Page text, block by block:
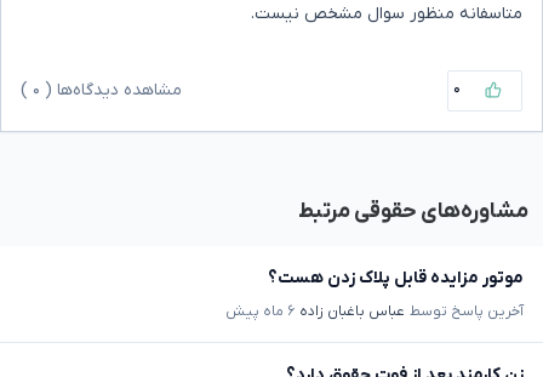
متاسفانه منظور سوال مشخص نیست.
۰ مشاهده دیدگاه‌ها ( ۰
مشاوره‌های حقوقی مرتبط
موتور مزایده قابل پلاک زدن هست؟
آخرین پاسخ توسط عباس باغبان زاده ۶ ماه پیش